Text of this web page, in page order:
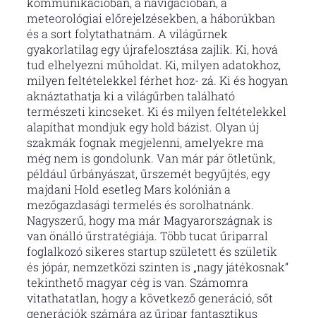
meteorológiai előrejelzésekben, a háborúkban
és a sort folytathatnám. A világűrnek
gyakorlatilag egy újrafelosztása zajlik. Ki, hová
tud elhelyezni műholdat. Ki, milyen adatokhoz,
milyen feltételekkel férhet hoz- zá. Ki és hogyan
aknáztathatja ki a világűrben található
természeti kincseket. Ki és milyen feltételekkel
alapíthat mondjuk egy hold bázist. Olyan új
szakmák fognak megjelenni, amelyekre ma
még nem is gondolunk. Van már pár ötletünk,
például űrbányászat, űrszemét begyűjtés, egy
majdani Hold esetleg Mars kolónián a
mezőgazdasági termelés és sorolhatnánk.
Nagyszerű, hogy ma már Magyarországnak is
van önálló űrstratégiája. Több tucat űriparral
foglalkozó sikeres startup született és születik
és jópár, nemzetközi szinten is „nagy játékosnak”
tekinthető magyar cég is van. Számomra
vitathatatlan, hogy a következő generáció, sőt
generációk számára az űripar fantasztikus